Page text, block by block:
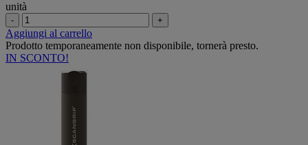
unità
- +
Aggiungi al carrello
Prodotto temporaneamente non disponibile, tornerà presto.
IN SCONTO!